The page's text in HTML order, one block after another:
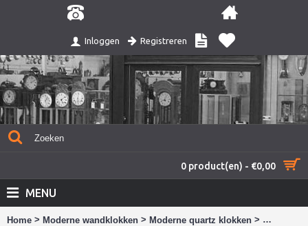
Inloggen Registreren
0 product(en) - €0,00
MENU
Home > Moderne wandklokken > Moderne quartz klokken > Wand